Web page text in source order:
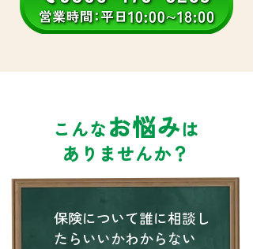
こんなお悩みは
ありませんか？
保険について誰に相談し
たらいいかわからない